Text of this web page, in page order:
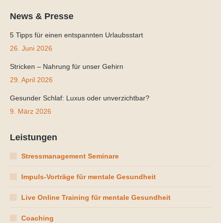
News & Presse
5 Tipps für einen entspannten Urlaubsstart
26. Juni 2026
Stricken – Nahrung für unser Gehirn
29. April 2026
Gesunder Schlaf: Luxus oder unverzichtbar?
9. März 2026
Leistungen
Stressmanagement Seminare
Impuls-Vorträge für mentale Gesundheit
Live Online Training für mentale Gesundheit
Coaching